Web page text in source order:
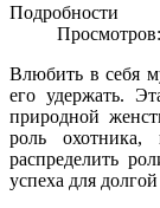
Подробности
Влюбить в себя
его удержать.
природной
роль
распределить
успеха для